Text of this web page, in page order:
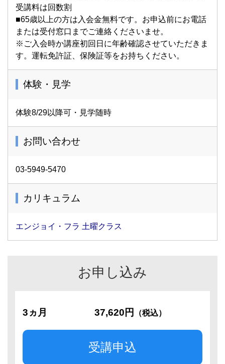
受講料は回数割
■65歳以上の方は入会金無料です。お申込前にお電話
または受付窓口までご連絡くださいませ。
※ご入会時か講座初回日に年齢確認させていただきま
す。運転免許証、保険証等をお持ちください。
体験・見学
体験8/29以降可・見学随時
お問い合わせ
03-5949-5470
カリキュラム
エンジョイ・フラ 土曜クラス
お申し込み
3ヵ月 37,620円 （税込）
受講申込